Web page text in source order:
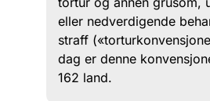
eller nedverdigende
straff
dag er denne
162 land.